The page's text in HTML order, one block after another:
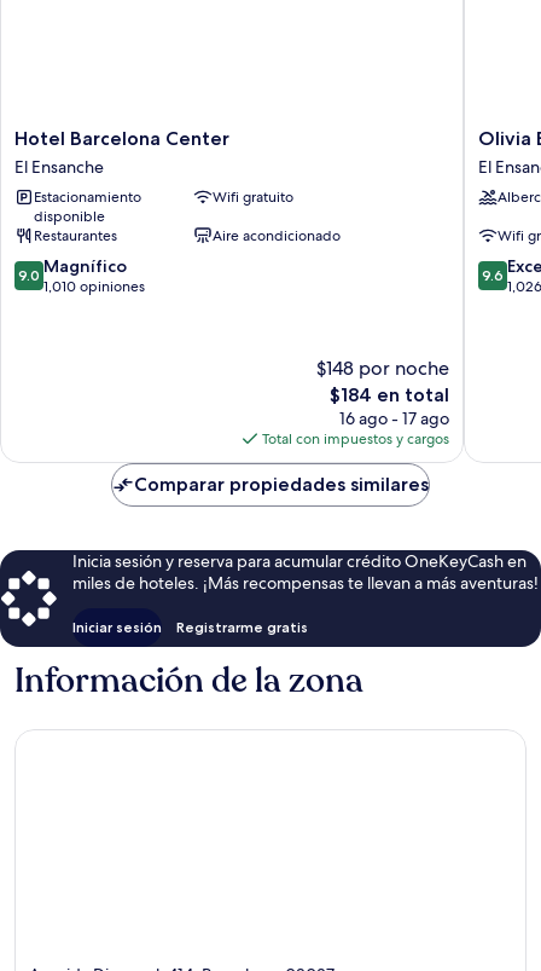
Hotel
Barcelona
Center
El
Ensanche
Hotel Barcelona Center
El Ensanche
Estacionamiento
disponible
Wifi gratuito
Restaurantes
Aire acondicionado
9.0
de
9.0 Magnífico
1,010 opiniones
$148 por noche
El
precio
actual
es
de
$184
$184 en total
16 ago - 17 ago
Total con impuestos y cargos
Olivia
Balmes
Hotel
El
Olivia
El
Wifi
9.6
de
9.6
Comparar propiedades similares
Inicia sesión y reserva para acumular crédito OneKeyCash en
miles de hoteles. ¡Más recompensas te llevan a más aventuras!
Iniciar sesión Registrarme gratis
Información de la zona